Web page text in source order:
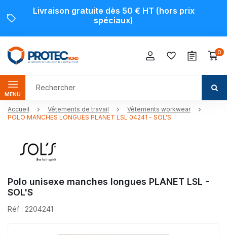
Livraison gratuite dès 50 € HT (hors prix
spéciaux)
0
MENU
Accueil Vêtements de travail
Vêtements workwear
POLO MANCHES LONGUES PLANET LSL 04241 - SOL'S
Polo unisexe manches longues PLANET LSL -
SOL'S
Réf : 2204241